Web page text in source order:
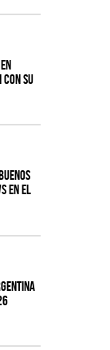
con su
en el